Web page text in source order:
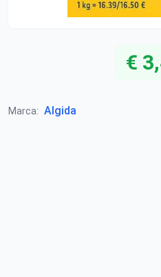
€
Marca: Algida